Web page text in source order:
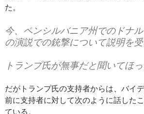
た。
今、ペンシルバニア州でのドナ
の演説での銃撃について説明を受
トランプ氏が無事だと聞いてほっ
だがトランプ氏の支持者からは、バイ
前に支持者に対して次のように話した
ている。